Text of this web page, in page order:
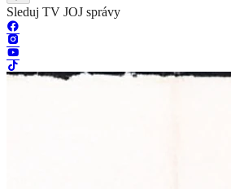
Sleduj TV JOJ správy